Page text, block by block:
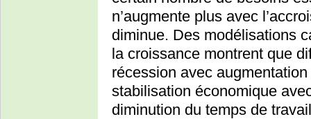
n’augmente plus avec
diminue. Des modélisations
la croissance montrent que
récession avec
stabilisation économique
diminution du temps de